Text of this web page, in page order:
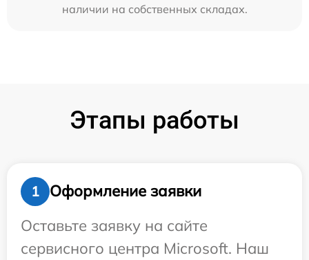
наличии на собственных складах.
Этапы работы
1
Оформление заявки
Оставьте заявку на сайте
сервисного центра Microsoft. Наш